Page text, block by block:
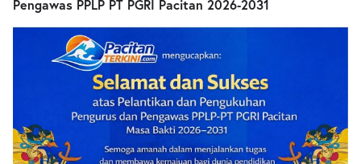
Pengawas PPLP PT PGRI Pacitan 2026-2031